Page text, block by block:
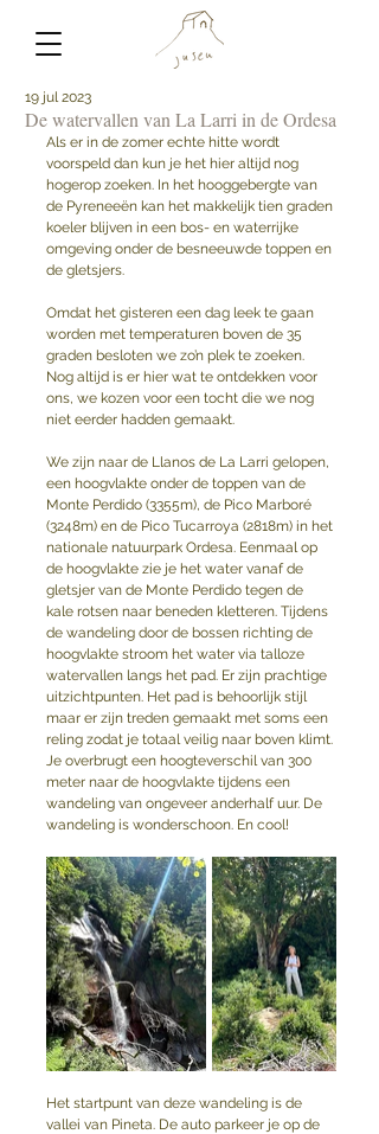
De watervallen van La Larri in de Ordesa
19 jul 2023
Als er in de zomer echte hitte wordt
voorspeld dan kun je het hier altijd nog
hogerop zoeken. In het hooggebergte van
de Pyreneeën kan het makkelijk tien graden
koeler blijven in een bos- en waterrijke
omgeving onder de besneeuwde toppen en
de gletsjers.
Omdat het gisteren een dag leek te gaan
worden met temperaturen boven de 35
graden besloten we zo’n plek te zoeken.
Nog altijd is er hier wat te ontdekken voor
ons, we kozen voor een tocht die we nog
niet eerder hadden gemaakt.
We zijn naar de Llanos de La Larri gelopen,
een hoogvlakte onder de toppen van de
Monte Perdido (3355m), de Pico Marboré
(3248m) en de Pico Tucarroya (2818m) in het
nationale natuurpark Ordesa. Eenmaal op
de hoogvlakte zie je het water vanaf de
gletsjer van de Monte Perdido tegen de
kale rotsen naar beneden kletteren. Tijdens
de wandeling door de bossen richting de
hoogvlakte stroom het water via talloze
watervallen langs het pad. Er zijn prachtige
uitzichtpunten. Het pad is behoorlijk stijl
maar er zijn treden gemaakt met soms een
reling zodat je totaal veilig naar boven klimt.
Je overbrugt een hoogteverschil van 300
meter naar de hoogvlakte tijdens een
wandeling van ongeveer anderhalf uur. De
wandeling is wonderschoon. En cool!
Het startpunt van deze wandeling is de
vallei van Pineta. De auto parkeer je op de